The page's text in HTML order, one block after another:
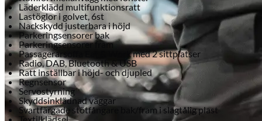
Läderklädd multifunktionsratt
Lastöglor i golvet, 6st
Nackskydd justerbara i höjd
Parkeringsensorer bak
Parkeringsensorer fram
Passagerarsoffa Eat & Work med 2 sittplatser
Radio, DAB, Bluetooth & USB
Ratt inställbar i höjd- och djupled
Regnsensor
Servostyrning
Skyddsinklädnad väggar
Svartfärgade stötfångare bak/fram i slagtålig plast